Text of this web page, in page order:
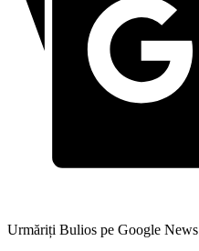
Urmăriți Bulios pe Google News